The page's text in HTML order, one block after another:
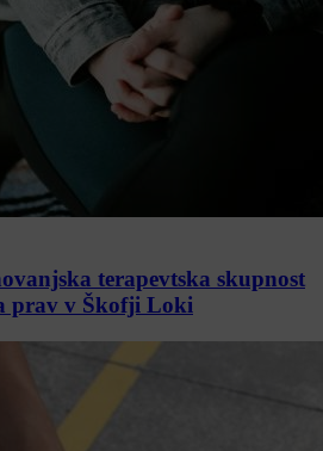
terapevtska skupnost
prav v Škofji Loki